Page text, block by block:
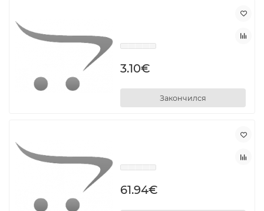
3.10€
Закончился
61.94€